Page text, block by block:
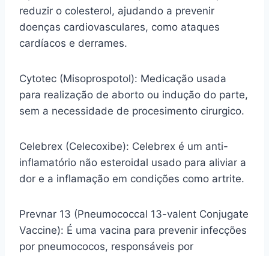
reduzir o colesterol, ajudando a prevenir
doenças cardiovasculares, como ataques
cardíacos e derrames.
Cytotec (Misoprospotol): Medicação usada
para realização de aborto ou indução do parte,
sem a necessidade de procesimento cirurgico.
Celebrex (Celecoxibe): Celebrex é um anti-
inflamatório não esteroidal usado para aliviar a
dor e a inflamação em condições como artrite.
Prevnar 13 (Pneumococcal 13-valent Conjugate
Vaccine): É uma vacina para prevenir infecções
por pneumococos, responsáveis por